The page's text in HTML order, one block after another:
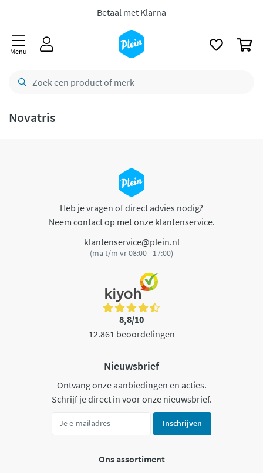
Betaal met Klarna
Menu
Novatris
Heb je vragen of direct advies nodig?
Neem contact op met onze klantenservice.
klantenservice@plein.nl
(ma t/m vr 08:00 - 17:00)
8,8/10
12.861 beoordelingen
Nieuwsbrief
Ontvang onze aanbiedingen en acties.
Schrijf je direct in voor onze nieuwsbrief.
Inschrijven
Ons assortiment